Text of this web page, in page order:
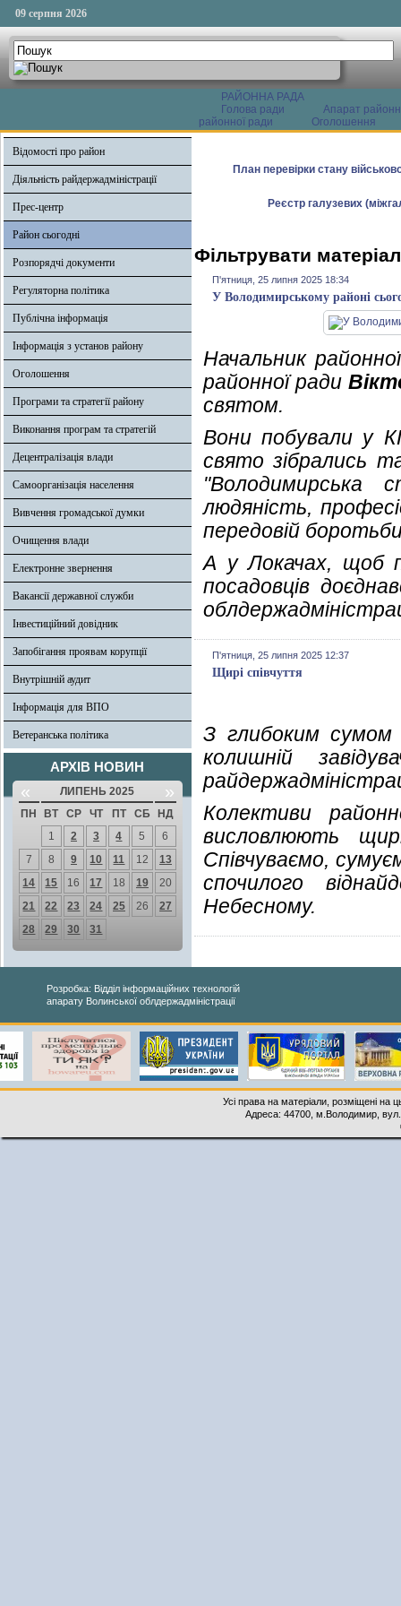
09 серпня 2026
РАЙОННА РАДА
Голова ради
Апарат
районної ради
Оголошення
Відомості про район
Діяльність райдержадміністрації
Прес-центр
Район сьогодні
Розпорядчі документи
Регуляторна політика
Публічна інформація
Інформація з установ району
Оголошення
Програми та стратегії району
Виконання програм та стратегій
Децентралізація влади
Самоорганізація населення
Вивчення громадської думки
Очищення влади
Електронне звернення
Вакансії державної служби
Інвестиційний довідник
Запобігання проявам корупції
Внутрішній аудит
Інформація для ВПО
Ветеранська політика
АРХІВ НОВИН
« ЛИПЕНЬ 2025 »
ПН ВТ СР ЧТ ПТ СБ
НД
1
2 3 4 5
6
7
8 9 10 11 12
13
14
15 16 17 18 19
20
21
22 23 24 25 26
27
28
29 30 31
План перевірки стану
Реєстр галузевих
Фільтрувати
П'ятниця, 25 липня 2025 18:34
У Володимирському районі
Начальник
районної ради
святом.
Вони побували у
свято зібрались
"Володимирська
людяність,
передовій
А у Локачах, щоб
посадовців
П'ятниця, 25 липня 2025 12:37
Щирі співчуття
З глибоким сумом
колишній
Колективи
висловлюють
Співчуваємо,
спочилого
Небесному.
Розробка: Відділ інформаційних технологій
апарату Волинської облдержадміністрації
Усі права на матеріали, розміщені на
Адреса: 44700, м.Володимир,